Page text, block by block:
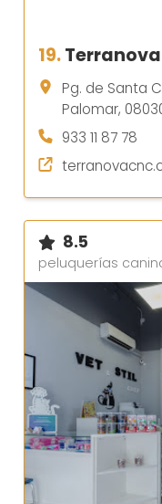
19.
Pg. de Santa
Palomar,
933 11 87 78
8.5
peluquerías